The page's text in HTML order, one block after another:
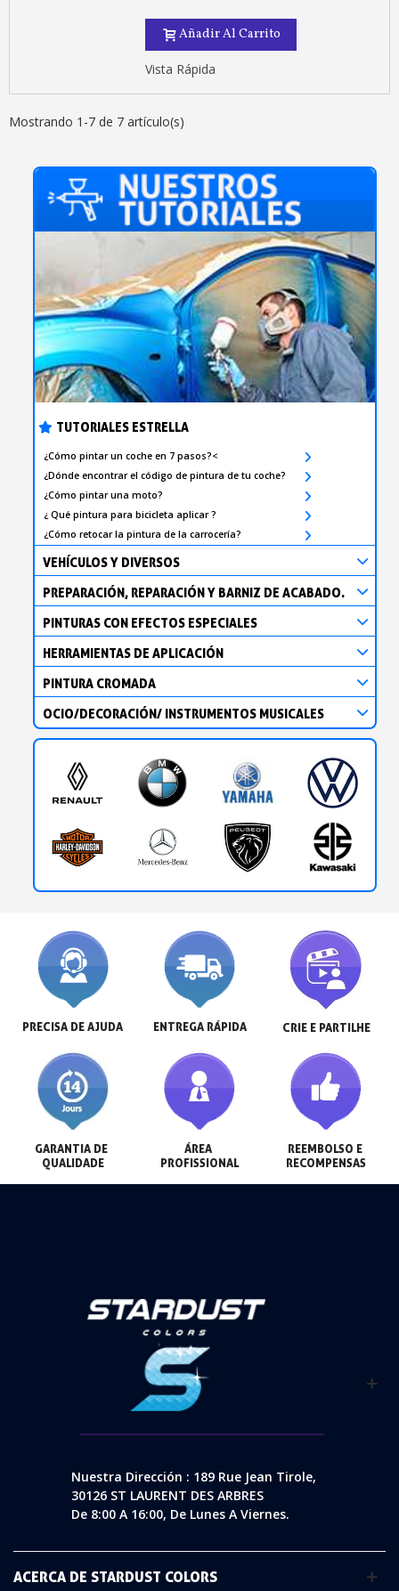
TUTORIALES ESTRELLA
¿Cómo pintar un coche en 7 pasos?<
¿Dónde encontrar el código de pintura de tu coche?
¿Cómo pintar una moto?
¿ Qué pintura para bicicleta aplicar ?
¿Cómo retocar la pintura de la carrocería?
VEHÍCULOS Y DIVERSOS
PREPARACIÓN, REPARACIÓN Y BARNIZ DE ACABADO.
PINTURAS CON EFECTOS ESPECIALES
HERRAMIENTAS DE APLICACIÓN
PINTURA CROMADA
OCIO/DECORACIÓN/ INSTRUMENTOS MUSICALES
Añadir Al Carrito
Vista Rápida
Mostrando 1-7 de 7 artículo(s)
PRECISA DE AJUDA ENTREGA RÁPIDA CRIE E PARTILHE
GARANTIA DE
QUALIDADE
ÁREA
PROFISSIONAL
REEMBOLSO E
RECOMPENSAS
Nuestra Dirección : 189 Rue Jean Tirole,
30126 ST LAURENT DES ARBRES
De 8:00 A 16:00, De Lunes A Viernes.
ACERCA DE STARDUST COLORS